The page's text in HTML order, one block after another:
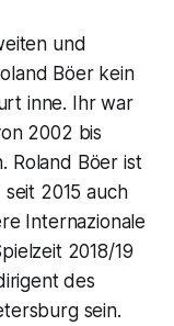
und
Böer kein
inne. Ihr war
2002 bis
Roland Böer ist
2015 auch
Internazionale
2018/19
des
sein.